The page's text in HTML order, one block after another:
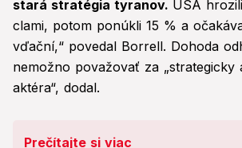
stará stratégia tyranov. USA
clami, potom ponúkli 15 % a
vďační,“ povedal Borrell. Dohoda
nemožno považovať za „strategicky
aktéra“, dodal.
Prečítajte si viac